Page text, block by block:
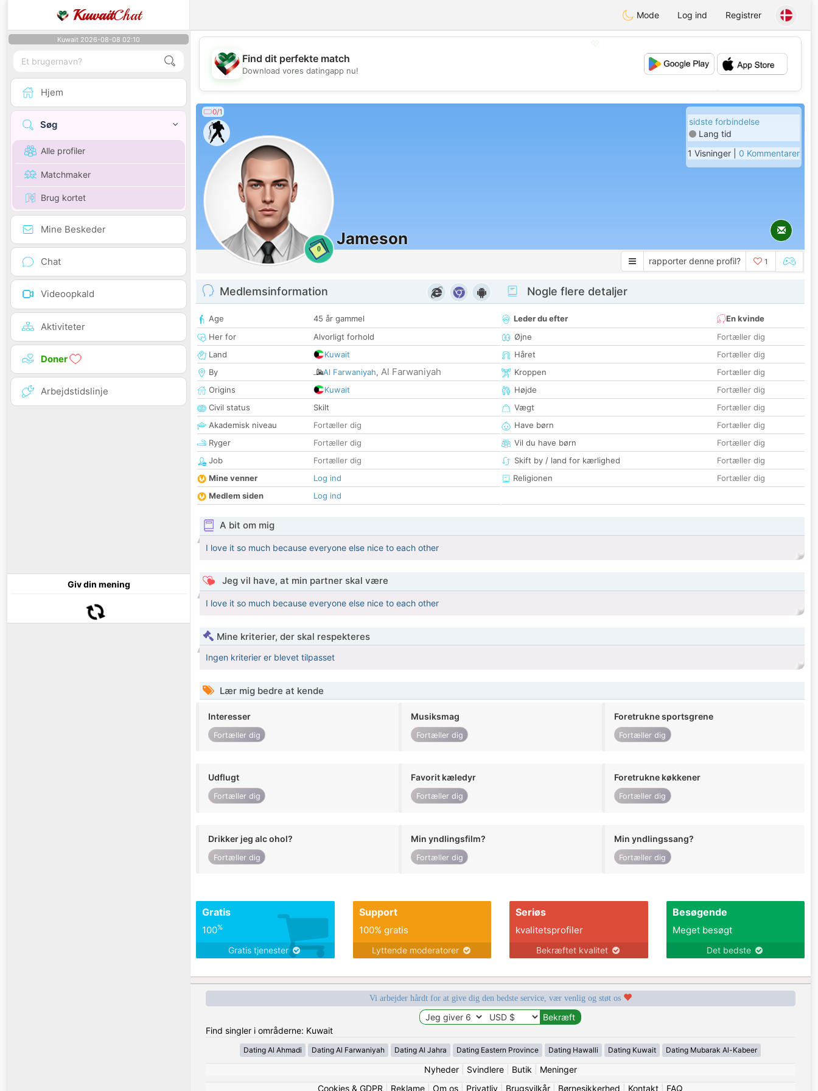
KuwaitChat Mode Log ind Registrer
Kuwait 2026-08-08 02:10
Hjem
Søg
Alle profiler
Matchmaker
Brug kortet
Mine Beskeder
Chat
Videoopkald
Aktiviteter
Doner
Arbejdstidslinje
Giv din mening
💖
💕
Find dit perfekte match
Download vores datingapp nu!
0/1
0
Jameson
sidste forbindelse
Lang tid
1 Visninger | 0 Kommentarer
rapporter denne profil? 1
Medlemsinformation
Age
45 år gammel
Her for
Alvorligt forhold
Land
Kuwait
By
Al Farwaniyah, Al Farwaniyah
Origins
Kuwait
Civil status
Skilt
Akademisk niveau
Fortæller dig
Ryger
Fortæller dig
Job
Fortæller dig
Mine venner
Log ind
Medlem siden
Log ind
Nogle flere detaljer
Leder du efter
En kvinde
Øjne
Fortæller dig
Håret
Fortæller dig
Kroppen
Fortæller dig
Højde
Fortæller dig
Vægt
Fortæller dig
Have børn
Fortæller dig
Vil du have børn
Fortæller dig
Skift by / land for kærlighed
Fortæller dig
Religionen
Fortæller dig
A bit om mig
I love it so much because everyone else nice to each other
Jeg vil have, at min partner skal være
I love it so much because everyone else nice to each other
Mine kriterier, der skal respekteres
Ingen kriterier er blevet tilpasset
Lær mig bedre at kende
Interesser
Fortæller dig
Musiksmag
Fortæller dig
Foretrukne sportsgrene
Fortæller dig
Udflugt
Fortæller dig
Favorit kæledyr
Fortæller dig
Foretrukne køkkener
Fortæller dig
Drikker jeg alc ohol?
Fortæller dig
Min yndlingsfilm?
Fortæller dig
Min yndlingssang?
Fortæller dig
Gratis
100%
Gratis tjenester
Support
100% gratis
Lyttende moderatorer
Seriøs
kvalitetsprofiler
Bekræftet kvalitet
Besøgende
Meget besøgt
Det bedste
Vi arbejder hårdt for at give dig den bedste service, vær venlig og støt os
Find singler i områderne: Kuwait
Dating Al Ahmadi Dating Al Farwaniyah Dating Al Jahra Dating Eastern Province Dating Hawalli Dating Kuwait Dating Mubarak Al-Kabeer
Nyheder| Svindlere| Butik
Meninger
Cookies & GDPR
Reklame Om os Privatliv Brugsvilkår Børnesikkerhed Kontakt FAQ